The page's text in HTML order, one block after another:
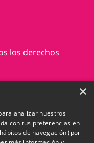
los derechos
×
analizar nuestros
con tus preferencias en
de navegación (por